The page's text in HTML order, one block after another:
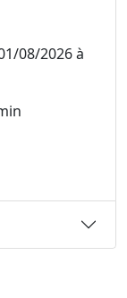
08/2026 à